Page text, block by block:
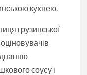
кухнею.
грузинської
соусу і